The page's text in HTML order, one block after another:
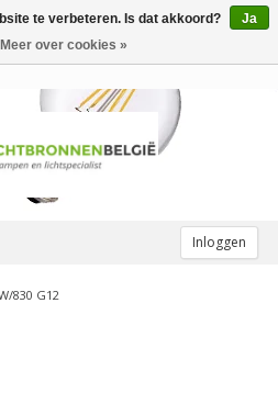
Inloggen
830 G12
te verbeteren. Is dat akkoord?
Ja
Meer over cookies »